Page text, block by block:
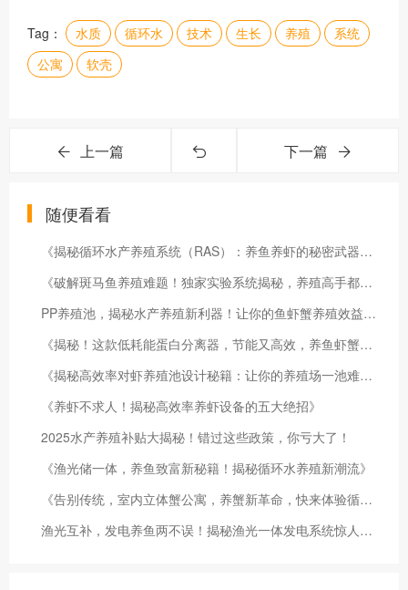
Tag： 水质 循环水 技术 生长 养殖
系统
公寓
软壳
上一篇 下一篇
随便看看
《揭秘循环水产养殖系统（RAS）：养鱼养虾的秘密武器！点击解锁高效养殖秘诀》
《破解斑马鱼养殖难题！独家实验系统揭秘，养殖高手都在用！》
PP养殖池，揭秘水产养殖新利器！让你的鱼虾蟹养殖效益翻倍！
《揭秘！这款低耗能蛋白分离器，节能又高效，养鱼虾蟹必备神器》
《揭秘高效率对虾养殖池设计秘籍：让你的养殖场一池难求！》
《养虾不求人！揭秘高效率养虾设备的五大绝招》
2025水产养殖补贴大揭秘！错过这些政策，你亏大了！
《渔光储一体，养鱼致富新秘籍！揭秘循环水养殖新潮流》
《告别传统，室内立体蟹公寓，养蟹新革命，快来体验循环水养殖魅力！》
渔光互补，发电养鱼两不误！揭秘渔光一体发电系统惊人效益！